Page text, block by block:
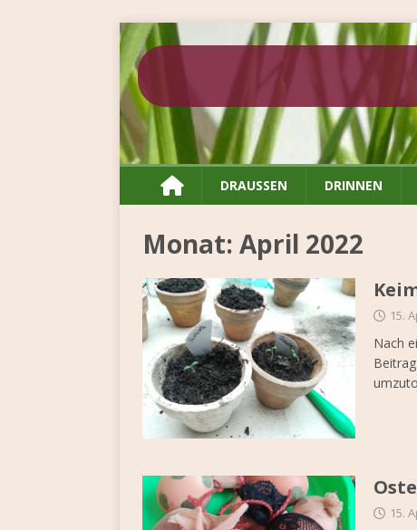
 DRAUSSEN DRINNEN
Monat: April 2022
15.
Nach
15.